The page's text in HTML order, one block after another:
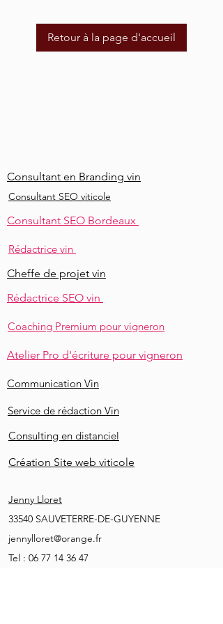
Retour à la page d'accueil
Consultant en Branding vin
Consultant SEO viticole
Consultant SEO Bordeaux
Rédactrice vin
Cheffe de projet vin
Rédactrice SEO vin
Coaching Premium pour vigneron
Atelier Pro d'écriture pour vigneron
Communication Vin
Service de rédaction Vin
Consulting en distanciel
Création Site web viticole
Jenny Lloret
33540 SAUVETERRE-DE-GUYENNE
jennylloret@orange.fr
Tel : 06 77 14 36 47